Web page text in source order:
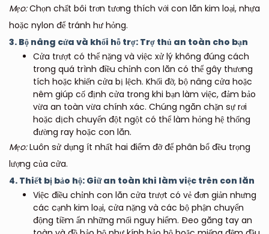
Mẹo:Chọn chất bôi trơn tương thích với con lăn kim loại, nhựa
hoặc nylon để tránh hư hỏng.
3. Bộ nâng cửa và khối hỗ trợ: Trợ thủ an toàn cho bạn
Cửa trượt có thể nặng và việc xử lý không đúng cách
trong quá trình điều chỉnh con lăn có thể gây thương
tích hoặc khiến cửa bị lệch. Khối đỡ, bộ nâng cửa hoặc
nêm giúp cố định cửa trong khi bạn làm việc, đảm bảo
vừa an toàn vừa chính xác. Chúng ngăn chặn sự rơi
hoặc dịch chuyển đột ngột có thể làm hỏng hệ thống
đường ray hoặc con lăn.
Mẹo:Luôn sử dụng ít nhất hai điểm đỡ để phân bổ đều trọng
lượng của cửa.
4. Thiết bị bảo hộ: Giữ an toàn khi làm việc trên con lăn
Việc điều chỉnh con lăn cửa trượt có vẻ đơn giản nhưng
các cạnh kim loại, cửa nặng và các bộ phận chuyển
động tiềm ẩn những mối nguy hiểm. Đeo găng tay an